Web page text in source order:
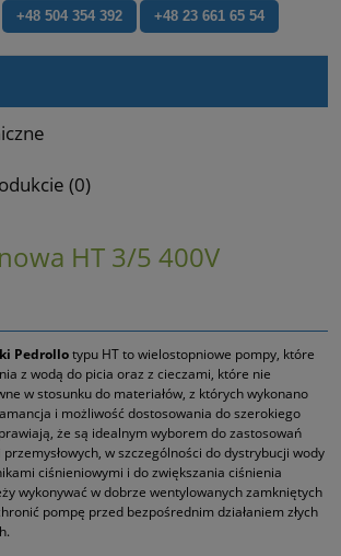
+48 504 354 392 +48 23 661 65 54
(0)
HT 3/5 400V
Pedrollotypu HT to wielostopniowe pompy, które
z wodą do picia oraz z cieczami, które nie
w stosunku do materiałów, z których wykonano
i możliwość dostosowania do szerokiego
że są idealnym wyborem do zastosowań
w szczególności do dystrybucji wody
ciśnieniowymi i do zwiększania ciśnienia
wykonywać w dobrze wentylowanych zamkniętych
pompę przed bezpośrednim działaniem złych